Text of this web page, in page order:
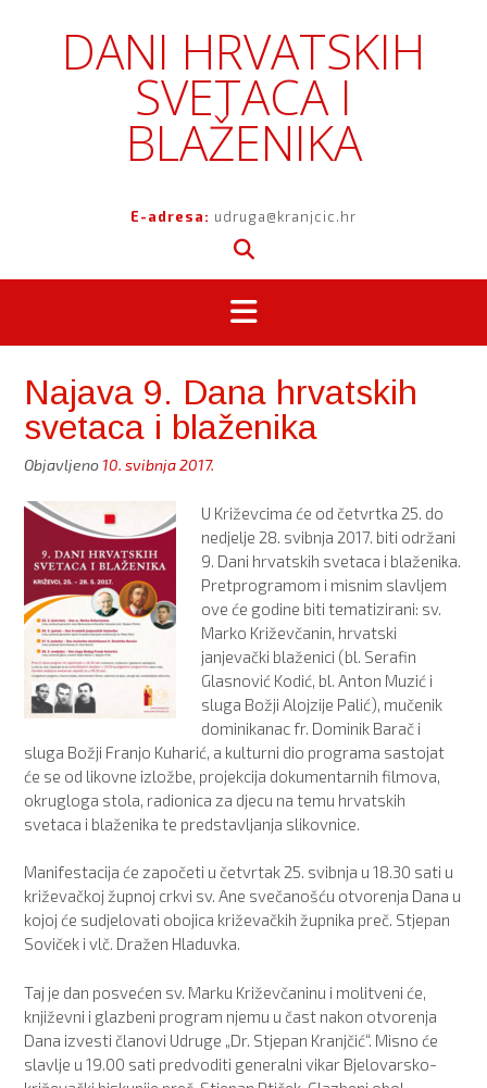
DANI HRVATSKIH
SVETACA I
BLAŽENIKA
E-adresa: udruga@kranjcic.hr
Najava 9. Dana hrvatskih
svetaca i blaženika
Objavljeno 10. svibnja 2017.
U Križevcima će od četvrtka 25. do
nedjelje 28. svibnja 2017. biti održani
9. Dani hrvatskih svetaca i blaženika.
Pretprogramom i misnim slavljem
ove će godine biti tematizirani: sv.
Marko Križevčanin, hrvatski
janjevački blaženici (bl. Serafin
Glasnović Kodić, bl. Anton Muzić i
sluga Božji Alojzije Palić), mučenik
dominikanac fr. Dominik Barač i
sluga Božji Franjo Kuharić, a kulturni dio programa sastojat
će se od likovne izložbe, projekcija dokumentarnih filmova,
okrugloga stola, radionica za djecu na temu hrvatskih
svetaca i blaženika te predstavljanja slikovnice.
Manifestacija će započeti u četvrtak 25. svibnja u 18.30 sati u
križevačkoj župnoj crkvi sv. Ane svečanošću otvorenja Dana u
kojoj će sudjelovati obojica križevačkih župnika preč. Stjepan
Soviček i vlč. Dražen Hladuvka.
Taj je dan posvećen sv. Marku Križevčaninu i molitveni će,
književni i glazbeni program njemu u čast nakon otvorenja
Dana izvesti članovi Udruge „Dr. Stjepan Kranjčić“. Misno će
slavlje u 19.00 sati predvoditi generalni vikar Bjelovarsko-